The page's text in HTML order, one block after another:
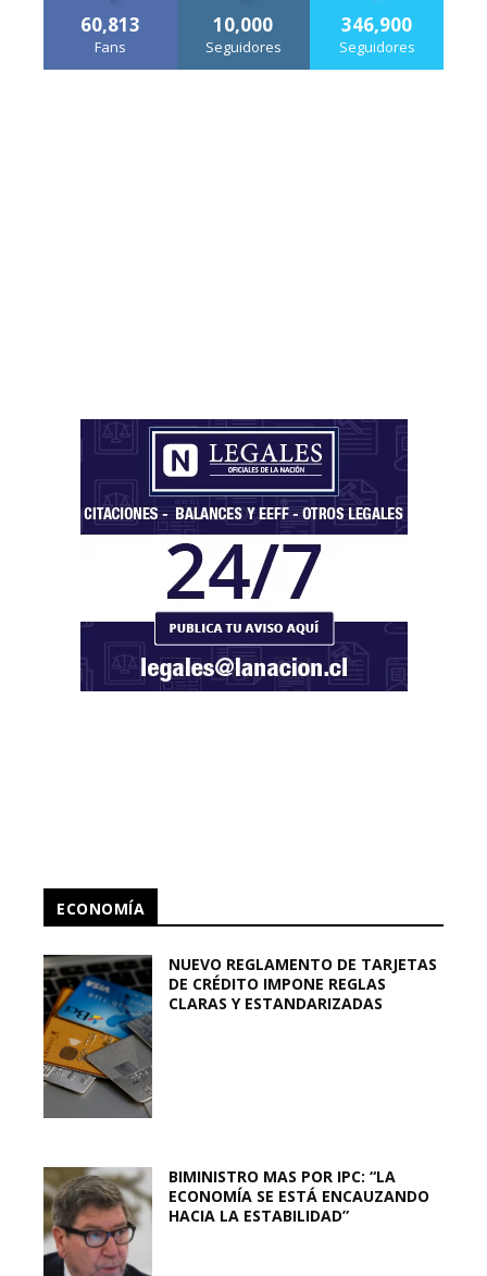
60,813
Fans
10,000
Seguidores
346,900
Seguidores
ECONOMÍA
NUEVO REGLAMENTO DE TARJETAS
DE CRÉDITO IMPONE REGLAS
CLARAS Y ESTANDARIZADAS
BIMINISTRO MAS POR IPC: “LA
ECONOMÍA SE ESTÁ ENCAUZANDO
HACIA LA ESTABILIDAD”